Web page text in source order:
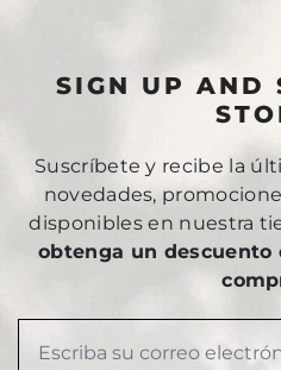
SIGN UP AND
Suscríbete y recibe la
novedades,
disponibles en nuestra
obtenga un descuento